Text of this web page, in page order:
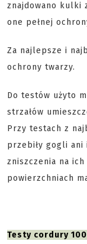
znajdowano kulki
one pełnej
Za najlepsze i
ochrony twarzy.
Do testów użyto
strzałów
Przy testach z
przebiły gogli ani
zniszczenia na
powierzchniach
Testy cordury